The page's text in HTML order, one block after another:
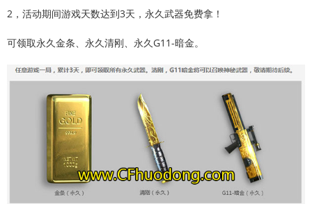
2，活动期间游戏天数达到3天，永久武器免费拿！
可领取永久金条、永久清刚、永久G11-暗金。